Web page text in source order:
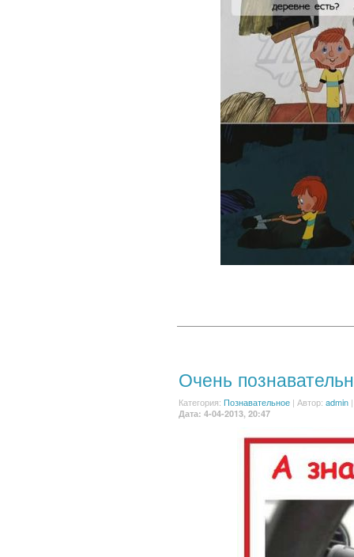
Очень
Категория: Познавательное | Автор: admin
Дата: 4-04-2013, 20:47